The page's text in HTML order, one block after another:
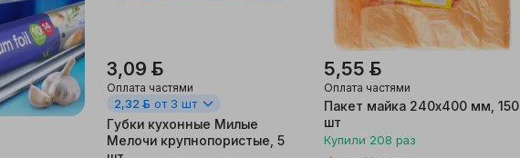
3,09 ƃ
Оплата частями
2,32 ƃ от 3 шт
Губки кухонные Милые
Мелочи крупнопористые, 5
5,55 ƃ
Оплата частями
Пакет майка 240х400 мм, 150
шт
Купили 208 раз